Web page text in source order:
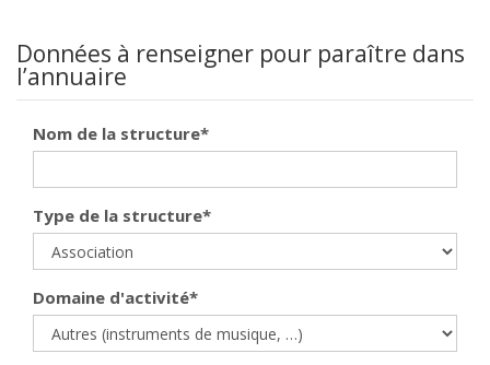
Données à renseigner pour paraître dans
l’annuaire
Nom de la structure*
Type de la structure*
Domaine d'activité*